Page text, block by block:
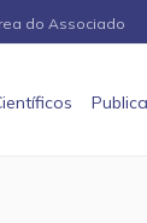
do Associado